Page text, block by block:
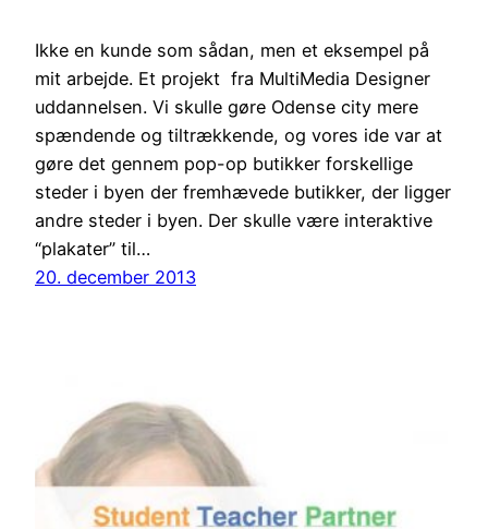
Ikke en kunde som sådan, men et eksempel på
mit arbejde. Et projekt fra MultiMedia Designer
uddannelsen. Vi skulle gøre Odense city mere
spændende og tiltrækkende, og vores ide var at
gøre det gennem pop-op butikker forskellige
steder i byen der fremhævede butikker, der ligger
andre steder i byen. Der skulle være interaktive
“plakater” til…
20. december 2013